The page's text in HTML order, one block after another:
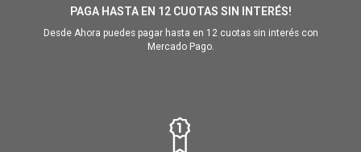
PAGA HASTA EN 12 CUOTAS SIN INTERÉS!
Desde Ahora puedes pagar hasta en 12 cuotas sin interés con
Mercado Pago.